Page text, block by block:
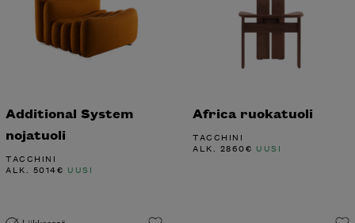
Additional System
nojatuoli
TACCHINI
ALK. 5014€ UUSI
Africa ruokatuoli
TACCHINI
ALK. 2860€ UUSI